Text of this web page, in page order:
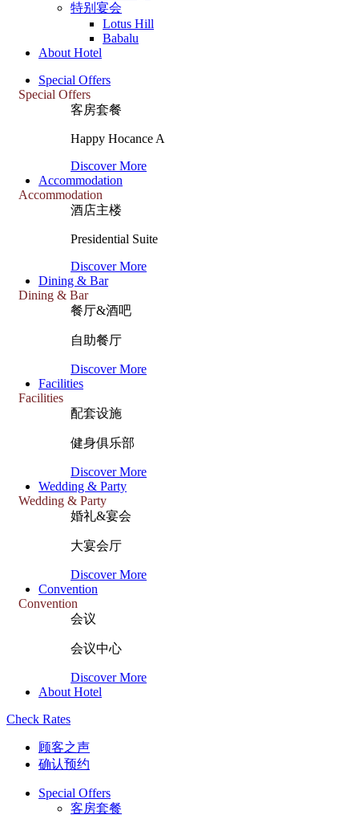
特别宴会
Lotus Hill
Babalu
About Hotel
Special Offers
Special Offers
客房套餐
Happy Hocance A
Discover More
Accommodation
Accommodation
酒店主楼
Presidential Suite
Discover More
Dining & Bar
Dining & Bar
餐厅&酒吧
自助餐厅
Discover More
Facilities
Facilities
配套设施
健身俱乐部
Discover More
Wedding & Party
Wedding & Party
婚礼&宴会
大宴会厅
Discover More
Convention
Convention
会议
会议中心
Discover More
About Hotel
Check Rates
顾客之声
确认预约
Special Offers
客房套餐